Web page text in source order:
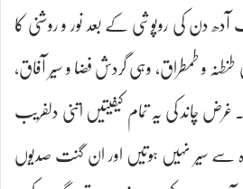
آدھ دن کی روپوشی کے بعد نور و روشنی کا
و طمطراق، وہی گردش فضا و سیر آفاق،
غرض چاند کی یہ تمام کیفیتیں اتنی دلفریب
سے سیر نہیں ہوتیں اور ان گنت صدیوں